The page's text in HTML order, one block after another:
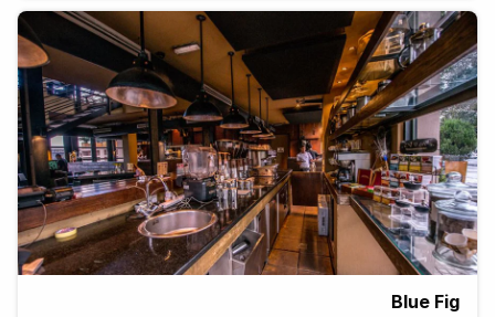
Blue Fig